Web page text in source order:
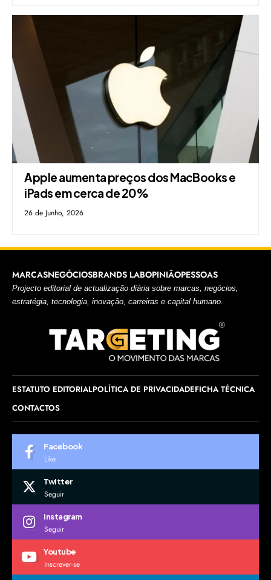
Apple aumenta preços dos MacBooks e
iPads em cerca de 20%
26 de Junho, 2026
MARCASNEGÓCIOSBRANDS LABOPINIÃOPESSOAS
Projecto editorial de actualização diária sobre marcas, negócios,
estratégia, tecnologia, inovação, carreiras e capital humano.
ESTATUTO EDITORIALPOLÍTICA DE PRIVACIDADEFICHA TÉCNICA
CONTACTOS
Facebook
Like
Twitter
Seguir
Instagram
Seguir
Youtube
Inscrever-se